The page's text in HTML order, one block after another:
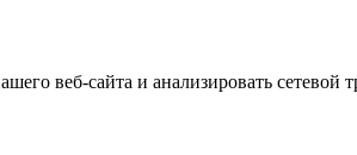
веб-сайта и анализировать сетевой